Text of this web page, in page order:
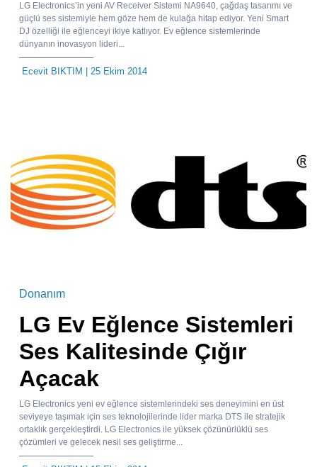
LG Electronics’in yeni AV Receiver Sistemi NA9640, çağdaş tasarımı ve
güçlü ses sistemiyle hem göze hem de kulağa hitap ediyor. Yeni Smart
DJ özelliği ile eğlenceyi ikiye katlıyor. Ev eğlence sistemlerinde
dünyanın inovasyon lideri...
Ecevit BIKTIM | 25 Ekim 2014
Donanım
LG Ev Eğlence Sistemleri
Ses Kalitesinde Çığır
Açacak
LG Electronics yeni ev eğlence sistemlerindeki ses deneyimini en üst
seviyeye taşımak için ses teknolojilerinde lider marka DTS ile stratejik
ortaklık gerçekleştirdi. LG Electronics ile yüksek çözünürlüklü ses
çözümleri ve gelecek nesil ses geliştirme...